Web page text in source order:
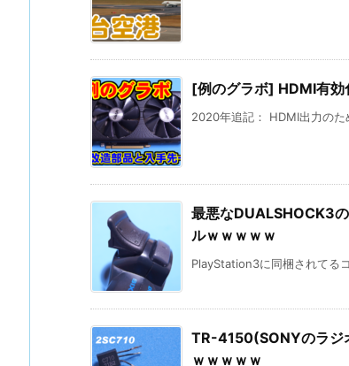
[例のグラボ] HDMI有
2020年追記： HDMI出力の
最悪なDUALSHOCK3
ルｗｗｗｗｗ
PlayStation3に同梱されてる
TR-4150(SONYのラジ
ｗｗｗｗｗ